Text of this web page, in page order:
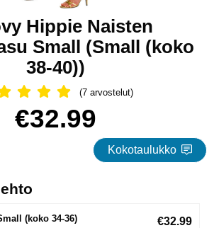
Hippie Naisten
Small (Small (koko
38-40))
Arvostelu: 5 Tähdet, Ohita kaikki
(7 arvostelut)
hinta
€32.99
Kokotaulukko
(koko 34-36) €32.99